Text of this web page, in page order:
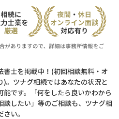
相談内容で探す
相続登記
遺留分侵害額請求
コラム
相続手続き
士を掲載中！(初回相談無料・オ
)。ツナグ相続ではあなたの状況と
です。「何をしたら良いかわから
談したい」等のご相談も、ツナグ相
い。